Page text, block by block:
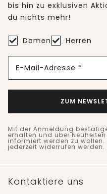
bis hin zu exklusiven
du nichts mehr!
Damen Herren
E-Mail-Adresse *
ZUM
Mit der Anmeldung
erhalten und über
informiert werden zu
jederzeit widerrufen werden.
Kontaktiere uns